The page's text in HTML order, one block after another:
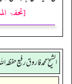
[تحفۃ
الشيخ محمد فاروق رفیع حفظہ